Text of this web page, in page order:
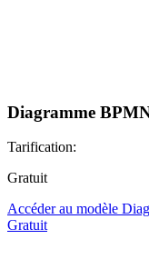
Diagramme
Tarification:
Gratuit
Accéder au modèle
Gratuit